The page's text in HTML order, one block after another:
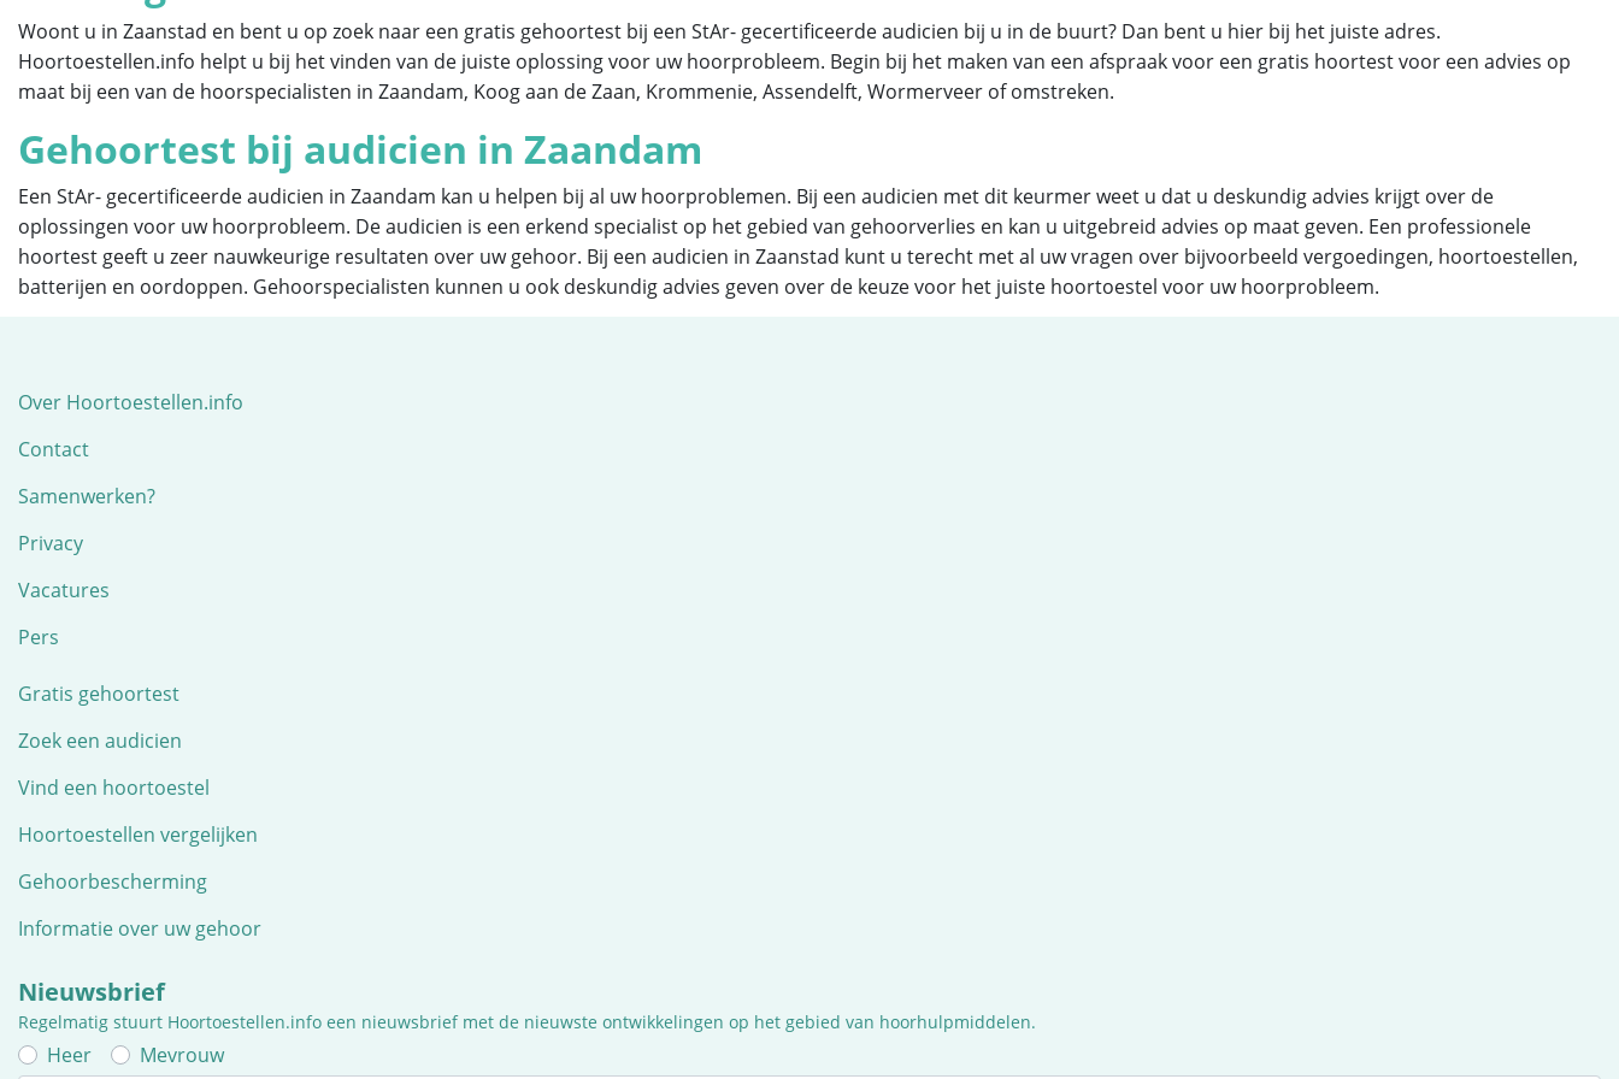
Woont u in Zaanstad en bent u op zoek naar een gratis gehoortest bij een StAr- gecertificeerde audicien bij u in de buurt? Dan bent u hier bij het juiste adres.
Hoortoestellen.info helpt u bij het vinden van de juiste oplossing voor uw hoorprobleem. Begin bij het maken van een afspraak voor een gratis hoortest voor een advies op
maat bij een van de hoorspecialisten in Zaandam, Koog aan de Zaan, Krommenie, Assendelft, Wormerveer of omstreken.
Gehoortest bij audicien in Zaandam
Een StAr- gecertificeerde audicien in Zaandam kan u helpen bij al uw hoorproblemen. Bij een audicien met dit keurmer weet u dat u deskundig advies krijgt over de
oplossingen voor uw hoorprobleem. De audicien is een erkend specialist op het gebied van gehoorverlies en kan u uitgebreid advies op maat geven. Een professionele
hoortest geeft u zeer nauwkeurige resultaten over uw gehoor. Bij een audicien in Zaanstad kunt u terecht met al uw vragen over bijvoorbeeld vergoedingen, hoortoestellen,
batterijen en oordoppen. Gehoorspecialisten kunnen u ook deskundig advies geven over de keuze voor het juiste hoortoestel voor uw hoorprobleem.
Over Hoortoestellen.info
Contact
Samenwerken?
Privacy
Vacatures
Pers
Gratis gehoortest
Zoek een audicien
Vind een hoortoestel
Hoortoestellen vergelijken
Gehoorbescherming
Informatie over uw gehoor
Nieuwsbrief
Regelmatig stuurt Hoortoestellen.info een nieuwsbrief met de nieuwste ontwikkelingen op het gebied van hoorhulpmiddelen.
Heer Mevrouw